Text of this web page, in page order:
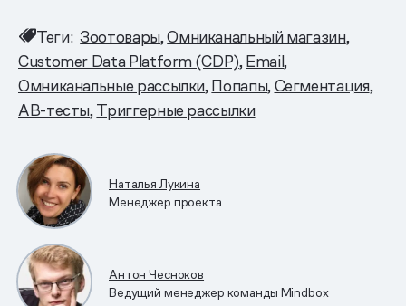
Теги: Зоотовары Омниканальный магазин
Customer Data Platform (CDP) Email
Омниканальные рассылки Попапы Сегментация
AB-тесты Триггерные рассылки
Наталья Лукина
Менеджер проекта
Антон Чесноков
Ведущий менеджер команды Mindbox